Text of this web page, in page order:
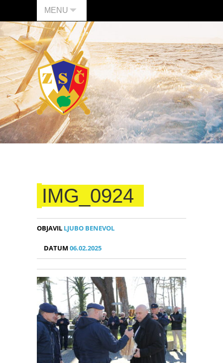
MENU
IMG_0924
OBJAVIL LJUBO BENEVOL
DATUM06.02.2025